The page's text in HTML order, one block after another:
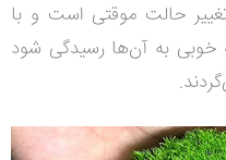
حالت موقتی است و با
به آن‌ها رسیدگی شود